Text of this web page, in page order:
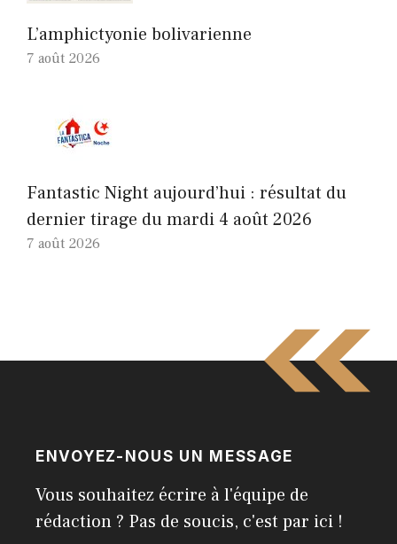
L’amphictyonie bolivarienne
7 août 2026
Fantastic Night aujourd’hui : résultat du
dernier tirage du mardi 4 août 2026
7 août 2026
ENVOYEZ-NOUS UN MESSAGE
Vous souhaitez écrire à l'équipe de
rédaction ? Pas de soucis, c'est par ici !